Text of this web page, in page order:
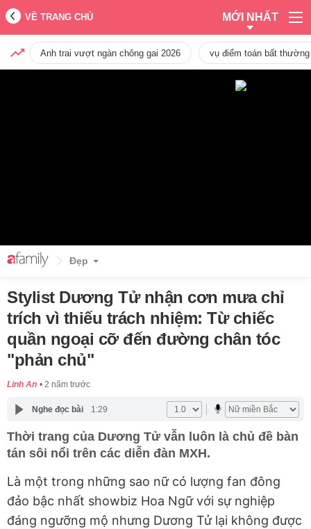
VỀ TRANG CHỦ MỚI NHẤT
Anh trai vượt ngàn chông gai 2026 vụ điểm toán bất
Đẹp
Stylist Dương Tử nhận cơn mưa chỉ
trích vì thiếu trách nhiệm: Từ chiếc
quần ngoại cỡ đến đường chân tóc
"phản chủ"
Linh An 2 năm trước
Nghe đọc bài 1:29
Thời trang của Dương Tử vẫn luôn là chủ đề bàn
tán sôi nổi trên các diễn đàn MXH.
Là một trong những sao nữ có lượng fan đông
đảo bậc nhất showbiz Hoa Ngữ với sự nghiệp
đáng ngưỡng mộ nhưng Dương Tử lại không được